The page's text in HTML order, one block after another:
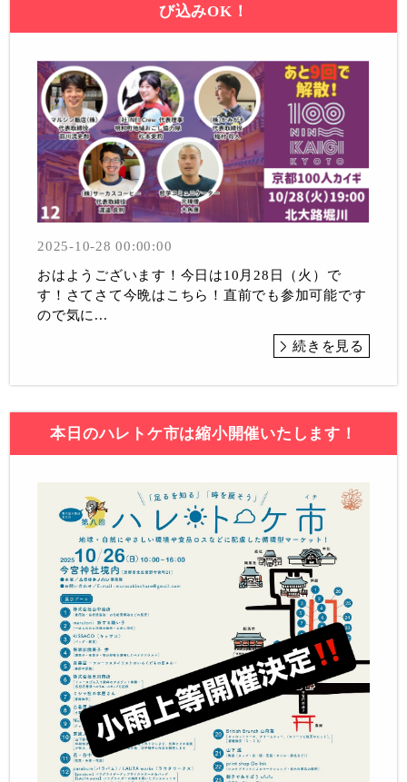
び込みOK！
2025-10-28 00:00:00
おはようございます！今日は10月28日（火）で
す！さてさて今晩はこちら！直前でも参加可能です
ので気に...
続きを見る
本日のハレトケ市は縮小開催いたします！